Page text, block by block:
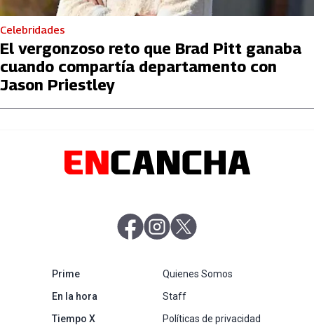
Celebridades
El vergonzoso reto que Brad Pitt ganaba
cuando compartía departamento con
Jason Priestley
abre en nueva pestaña
abre en nueva pestaña
Primeabre en nueva pestaña
En la horaabre en nueva pestaña
Tiempo Xabre en nueva pestaña
Quienes Somos
Staff
Políticas de privacidad